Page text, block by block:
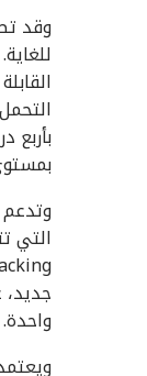
وقد
بأربع
واحدة.